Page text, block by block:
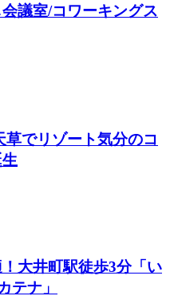
議室/コワーキングス
でリゾート気分のコ
大井町駅徒歩3分「い
テナ」